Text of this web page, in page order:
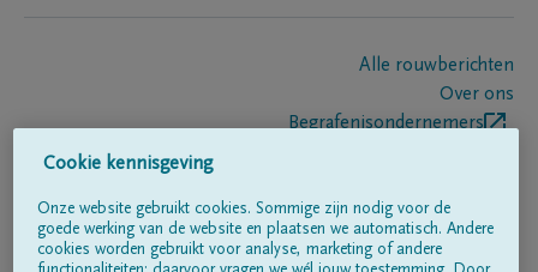
Alle rouwberichten
Over ons
Begrafenisondernemers
Volg ons op
Cookie kennisgeving
Onze website gebruikt cookies. Sommige zijn nodig voor de
goede werking van de website en plaatsen we automatisch. Andere
cookies worden gebruikt voor analyse, marketing of andere